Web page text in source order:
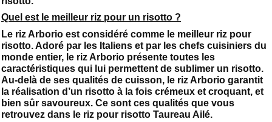
Quel est le meilleur riz pour un risotto ?
Le riz Arborio est considéré comme le meilleur riz pour
risotto. Adoré par les Italiens et par les chefs cuisiniers du
monde entier, le riz Arborio présente toutes les
caractéristiques qui lui permettent de sublimer un risotto.
Au-delà de ses qualités de cuisson, le riz Arborio garantit
la réalisation d’un risotto à la fois crémeux et croquant, et
bien sûr savoureux. Ce sont ces qualités que vous
retrouvez dans le riz pour risotto Taureau Ailé.